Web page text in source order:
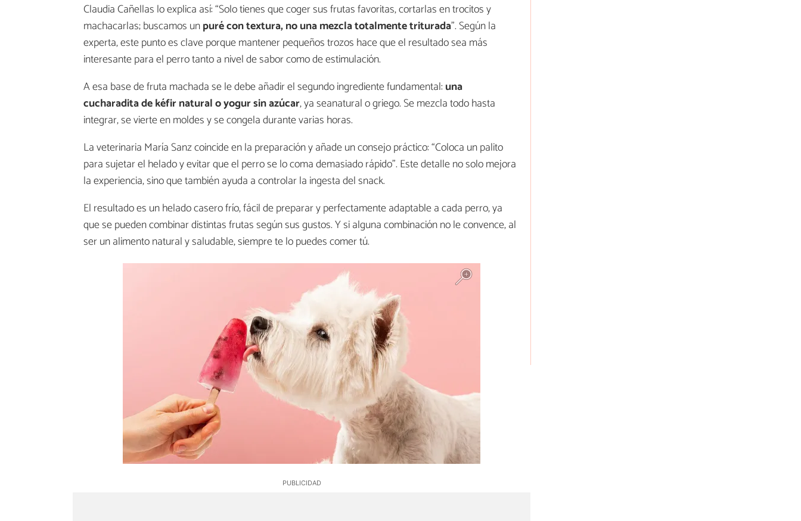
Claudia Cañellas lo explica así: “Solo tienes que coger sus frutas favoritas, cortarlas en trocitos y
machacarlas; buscamos unpuré con textura, no una mezcla totalmente triturada”. Según la
experta, este punto es clave porque mantener pequeños trozos hace que el resultado sea más
interesante para el perro tanto a nivel de sabor como de estimulación.
A esa base de fruta machada se le debe añadir el segundo ingrediente fundamental:una
cucharadita de kéfir natural o yogur sin azúcar, ya seanatural o griego. Se mezcla todo hasta
integrar, se vierte en moldes y se congela durante varias horas.
La veterinaria María Sanz coincide en la preparación y añade un consejo práctico: “Coloca un palito
para sujetar el helado y evitar que el perro se lo coma demasiado rápido”. Este detalle no solo mejora
la experiencia, sino que también ayuda a controlar la ingesta del snack.
El resultado es un helado casero frío, fácil de preparar y perfectamente adaptable a cada perro, ya
que se pueden combinar distintas frutas según sus gustos. Y si alguna combinación no le convence, al
ser un alimento natural y saludable, siempre te lo puedes comer tú.